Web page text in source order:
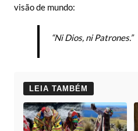
visão de mundo:
“Ni Dios, ni Patrones.”
LEIA TAMBÉM